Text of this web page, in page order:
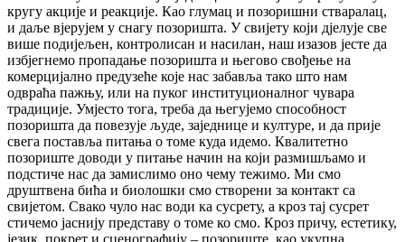
кругу акције и реакције. Као глумац и позоришни стваралац,
и даље вјерујем у снагу позоришта. У свијету који дјелује све
више подијељен, контролисан и насилан, наш изазов јесте да
избјегнемо пропадање позоришта и његово свођење на
комерцијално предузеће које нас забавља тако што нам
одвраћа пажњу, или на пуког институционалног чувара
традиције. Умјесто тога, треба да његујемо способност
позоришта да повезује људе, заједнице и културе, и да прије
свега поставља питања о томе куда идемо. Квалитетно
позориште доводи у питање начин на који размишљамо и
подстиче нас да замислимо оно чему тежимо. Ми смо
друштвена бића и биолошки смо створени за контакт са
свијетом. Свако чуло нас води ка сусрету, а кроз тај сусрет
стичемо јаснију представу о томе ко смо. Кроз причу, естетику,
језик, покрет и сценографију – позориште, као укупна